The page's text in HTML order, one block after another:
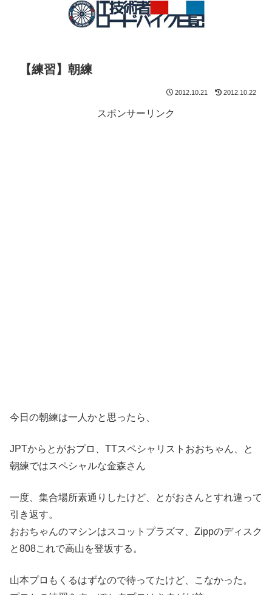
【練習】朝練
2012.10.21 2012.10.22
スポンサーリンク
今日の朝練は一人かと思ったら、
JPTからとがおプロ、TTスペシャリストおおちゃん、と
朝練ではスペシャルな金森さん
一度、集合場所素通りしたけど、とがおさんとすれ違って
引き返す。
おおちゃんのマシンはスコットプラズマ、Zippのディスク
と808これで高山を登坂する。
山本プロもくるはずなので待ってたけど、こなかった。